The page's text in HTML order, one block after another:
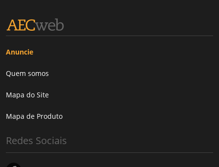
Anuncie
Quem somos
Mapa do Site
Mapa de Produto
Redes Sociais